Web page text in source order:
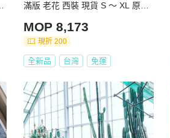
滿版 老花 西裝 現貨 S ～ XL 原價7
MOP 8,173
現折 200
全新品 台灣 免運